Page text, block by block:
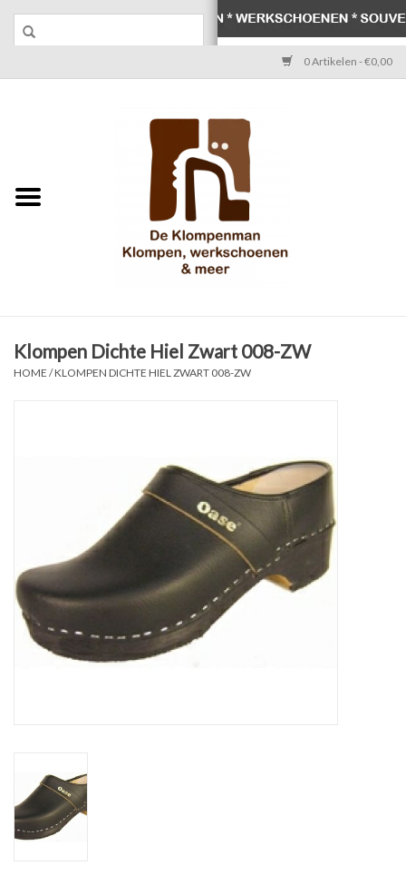
0 Artikelen - €0,00
Werkschoenen
Schoenen
Klompen Dichte Hiel Zwart 008-ZW
HOME /KLOMPEN DICHTE HIEL ZWART 008-ZW